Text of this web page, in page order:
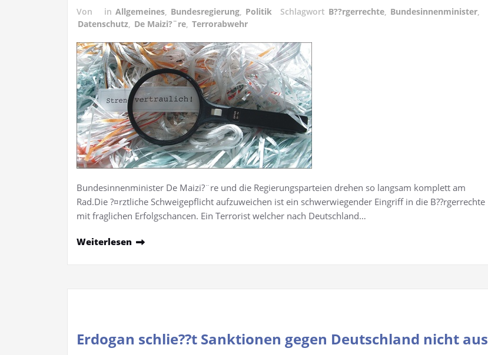
Von in Allgemeines, Bundesregierung, Politik Schlagwort B??rgerrechte, Bundesinnenminister,
Datenschutz, De Maizi?¨re, Terrorabwehr
Bundesinnenminister De Maizi?¨re und die Regierungsparteien drehen so langsam komplett am
Rad.Die ?¤rztliche Schweigepflicht aufzuweichen ist ein schwerwiegender Eingriff in die B??rgerrechte
mit fraglichen Erfolgschancen. Ein Terrorist welcher nach Deutschland…
Weiterlesen
Erdogan schlie??t Sanktionen gegen Deutschland nicht aus